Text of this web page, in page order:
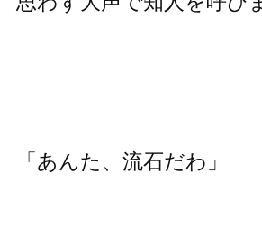
「あんた、流石だわ」